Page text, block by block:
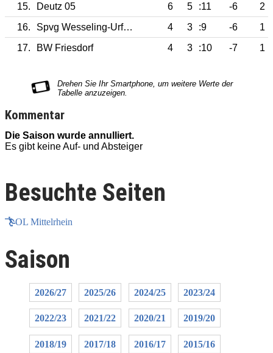
15.
Deutz 05 6 5 :11 -6
2
16.
Spvg Wesseling-Urfeld 4 3 :9 -6
1
17.
BW Friesdorf 4 3 :10 -7 1
Kommentar
Die Saison wurde annulliert.
Es gibt keine Auf- und Absteiger
Besuchte Seiten
OL Mittelrhein
Saison
2026/27 2025/26 2024/25 2023/24
2022/23 2021/22 2020/21 2019/20
2018/19 2017/18 2016/17 2015/16